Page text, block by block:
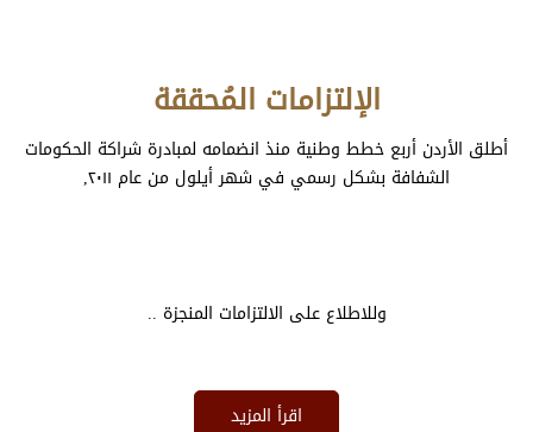
الإلتزامات المُحققة
أطلق الأردن أربع خطط وطنية منذ انضمامه لمبادرة شراكة الحكومات
الشفافة بشكل رسمي في شهر أيلول من عام ٢٠١١,
وللاطلاع على الالتزامات المنجزة ..
اقرأ المزيد